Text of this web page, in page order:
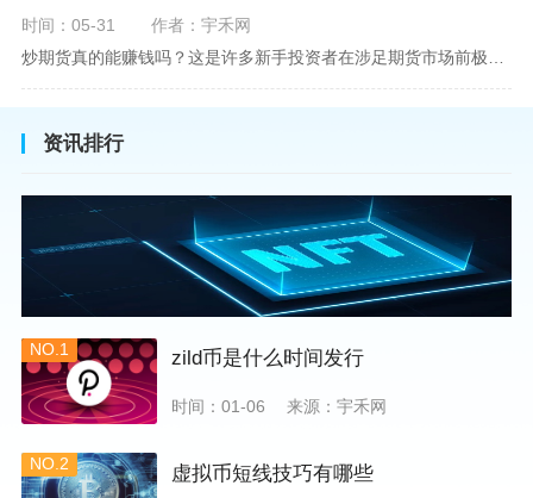
时间：05-31
作者：宇禾网
资讯排行
NO.1 zild币是什么时间发行
时间：01-06 来源：宇禾网
NO.2 虚拟币短线技巧有哪些